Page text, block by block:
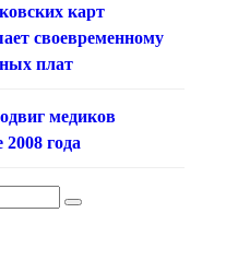
карт
своевременному
плат
медиков
года